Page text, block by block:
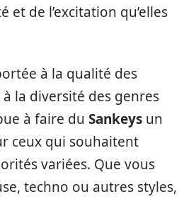
et de l’excitation qu’elles
à la qualité des
la diversité des genres
à faire du Sankeys un
ceux qui souhaitent
variées. Que vous
techno ou autres styles,